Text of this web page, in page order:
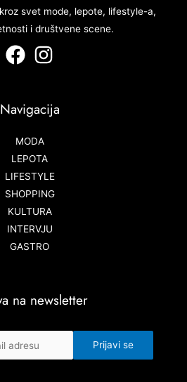
svet mode, lepote, lifestyle-a,
i društvene scene.
Navigacija
MODA
LEPOTA
LIFESTYLE
SHOPPING
KULTURA
INTERVJU
GASTRO
na newsletter